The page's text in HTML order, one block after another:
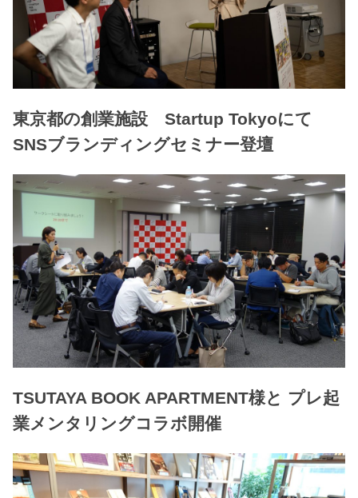
東京都の創業施設 Startup Tokyoにて
SNSブランディングセミナー登壇
TSUTAYA BOOK APARTMENT様と プレ起
業メンタリングコラボ開催